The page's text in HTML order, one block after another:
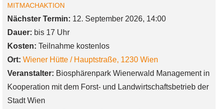
MITMACHAKTION
Nächster Termin: 12. September 2026, 14:00
Dauer: bis 17 Uhr
Kosten: Teilnahme kostenlos
Ort: Wiener Hütte / Hauptstraße, 1230 Wien
Veranstalter: Biosphärenpark Wienerwald Management in
Kooperation mit dem Forst- und Landwirtschaftsbetrieb der
Stadt Wien